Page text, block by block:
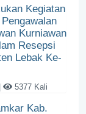
Kegiatan
Kurniawan
Resepsi
Lebak Ke-
5377 Kali
Kab.